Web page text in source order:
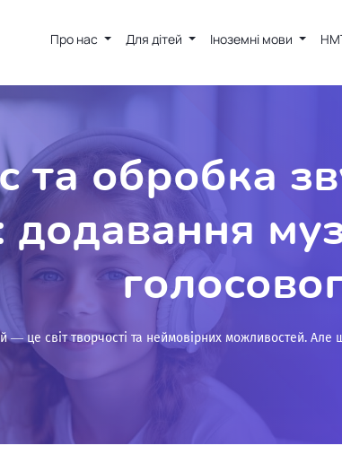
Про нас Для дітей Іноземні мови
та обробка
додавання
— це світ творчості та неймовірних можливостей.